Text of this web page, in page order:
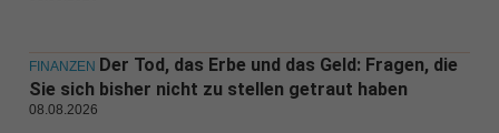
FINANZEN Der Tod, das Erbe und das Geld: Fragen, die
Sie sich bisher nicht zu stellen getraut haben
08.08.2026